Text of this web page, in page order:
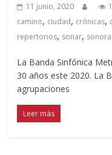
11 junio, 2020
camino, ciudad, crónicas,
repertorios, sonar,
La Banda Sinfónica
30 años este 2020. La
agrupaciones
Leer más